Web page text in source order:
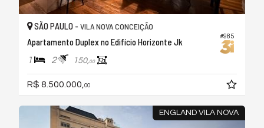
#985
SÃO PAULO - VILA NOVA CONCEIÇÃO
Apartamento Duplex no Edifício Horizonte Jk
1 2 150,00
R$ 8.500.000, 00
ENGLAND VILA NOVA